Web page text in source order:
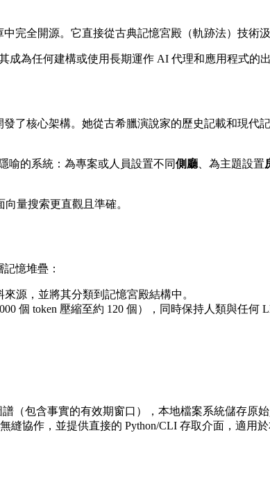
中完全開源。它直接從古典記憶宮殿（軌跡法）技術
成為任何建構或使用長期運作 AI 代理和應用程式的
了核心架構。她從古希臘演說家的歷史記載和現代
喻的系統：為專案或人員設置不同側廳 、為主題設置
量搜索更直觀且準確。
憶堆疊：
源，並將其分類到記憶宮殿結構中。
個 token 壓縮至約 120 個），同時保持人類與任
（包含事實的有效期窗口），本地檔案系統儲存原
縫協作，並提供直接的 Python/CLI 存取介面，適用於